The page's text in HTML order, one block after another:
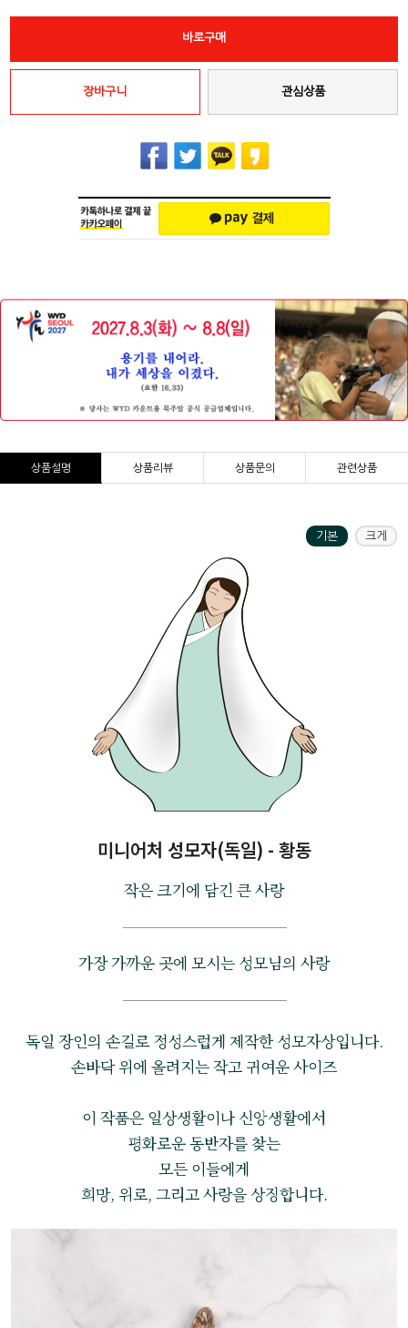
바로구매
장바구니 관심상품
상품설명 상품리뷰 상품문의 관련상품
기본 크게
미니어처 성모자(독일) - 황동
작은 크기에 담긴 큰 사랑
가장 가까운 곳에 모시는 성모님의 사랑
독일 장인의 손길로 정성스럽게 제작한 성모자상입니다.
손바닥 위에 올려지는 작고 귀여운 사이즈
이 작품은 일상생활이나 신앙생활에서
평화로운 동반자를 찾는
모든 이들에게
희망, 위로, 그리고 사랑을 상징합니다.